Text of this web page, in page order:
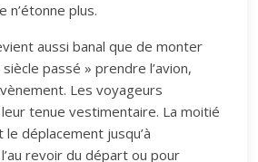
n’étonne plus.
aussi banal que de monter
passé » prendre l’avion,
Les voyageurs
tenue vestimentaire. La moitié
déplacement jusqu’à
revoir du départ ou pour